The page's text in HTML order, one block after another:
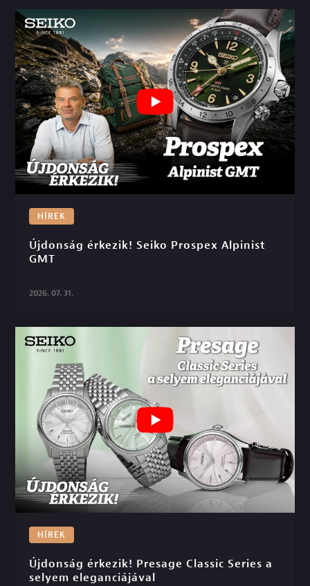
HÍREK
Újdonság érkezik! Seiko Prospex Alpinist
GMT
2026. 07. 31.
HÍREK
Újdonság érkezik! Presage Classic Series a
selyem eleganciájával